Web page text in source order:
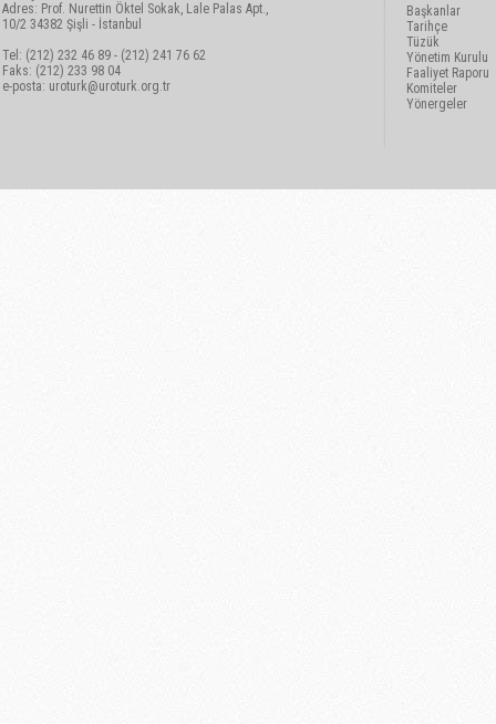
Adres: Prof. Nurettin Öktel Sokak, Lale Palas Apt.,
10/2 34382 Şişli - İstanbul
Tel: (212) 232 46 89 - (212) 241 76 62
Faks: (212) 233 98 04
e-posta: uroturk@uroturk.org.tr
Başkanlar
Tarihçe
Tüzük
Yönetim Kurulu
Faaliyet Raporu
Komiteler
Yönergeler